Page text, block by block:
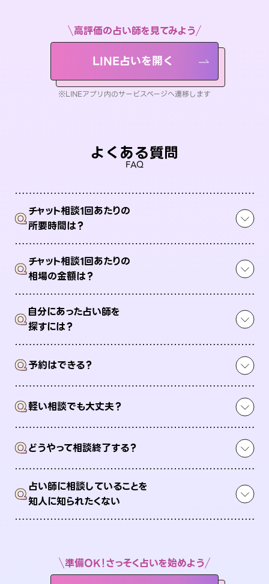
高評価の占い師を見てみよう
LINE占いを開く
※LINEアプリ内のサービスページへ遷移します
よくある質問
FAQ
Qチャット相談1回あたりの
所要時間は？
Qチャット相談1回あたりの
相場の金額は？
Q自分にあった占い師を
探すには？
Q予約はできる？
Q軽い相談でも大丈夫？
Qどうやって相談終了する？
Q占い師に相談していることを
知人に知られたくない
準備OK！さっそく占いを始めよう